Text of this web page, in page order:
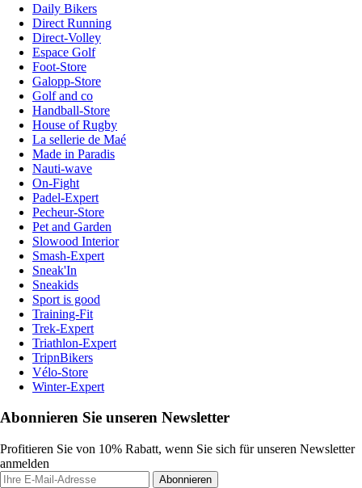
Daily Bikers
Direct Running
Direct-Volley
Espace Golf
Foot-Store
Galopp-Store
Golf and co
Handball-Store
House of Rugby
La sellerie de Maé
Made in Paradis
Nauti-wave
On-Fight
Padel-Expert
Pecheur-Store
Pet and Garden
Slowood Interior
Smash-Expert
Sneak'In
Sneakids
Sport is good
Training-Fit
Trek-Expert
Triathlon-Expert
TripnBikers
Vélo-Store
Winter-Expert
Abonnieren Sie unseren Newsletter
Profitieren Sie von 10% Rabatt, wenn Sie sich für unseren Newsletter
anmelden
Abonnieren